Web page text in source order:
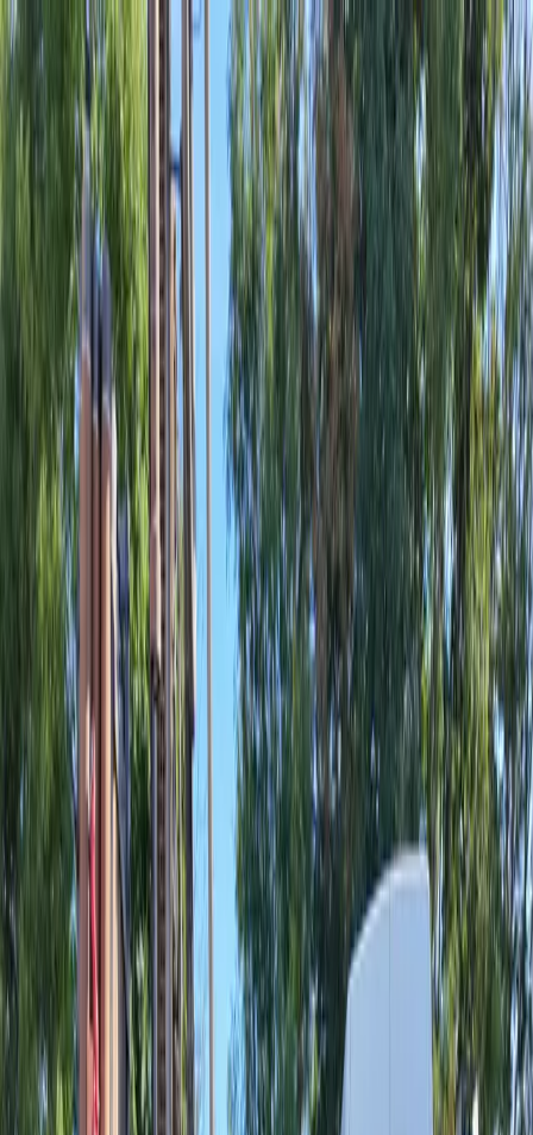
Geothermie
Privatkunden
Profis
Artikel
Über uns
Kontakt
Experte für Geothermie-Bohrungen in
Luxemburg
Wir realisieren Ihre geschlossenen und offenen Geothermie-
Bohrungen für Häuser, Tertiärgebäude, öffentliche Projekte und
Immobilienprojekte in Luxemburg und der Großregion. Mit
WellDoneDrill wird Geothermie zu einer konkreten, zuverlässigen
und rentablen Lösung.
Kostenloses Angebot anfordern. Unsere Dienstleistungen entdecken
Wechseln Sie zu Geothermie
Geothermie ist die Referenzlösung für dauerhaften und
leistungsstarken thermischen Komfort. Geeignet für kleine Projekte
ebenso wie große Wärmenetze, bietet sie zuverlässige, lokale und
effiziente Energie.
Senken Sie Ihre Rechnungen
Geothermie nutzt die im Boden verfügbare Energie, um Ihr
Gebäude mit sehr hoher Effizienz zu heizen und zu kühlen. Sie
reduzieren Ihre Energiekosten nachhaltig.
Senken Sie Ihre Rechnungen
Geothermie nutzt die im Boden verfügbare Energie, um Ihr
Gebäude mit sehr hoher Effizienz zu heizen und zu kühlen. Sie
reduzieren Ihre Energiekosten nachhaltig.